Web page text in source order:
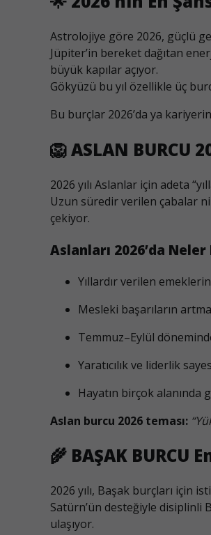
Astrolojiye göre 2026, güçlü
Jüpiter’in bereket dağıtan
büyük kapılar açıyor.
Gökyüzü bu yıl özellikle üç
Bu burçlar 2026’da ya
🦁ASLAN BURCU
2026 yılı Aslanlar için adeta
Uzun süredir verilen çabalar
çekiyor.
Aslanları 2026’da
Yıllardır verilen
Mesleki başarıların
Temmuz–Eylül
Yaratıcılık ve liderlik
Hayatın birçok alanında
Aslan burcu 2026 teması:
🌾 BAŞAK BURCU
2026 yılı, Başak burçları için
Satürn’ün desteğiyle disiplinli
ulaşıyor.